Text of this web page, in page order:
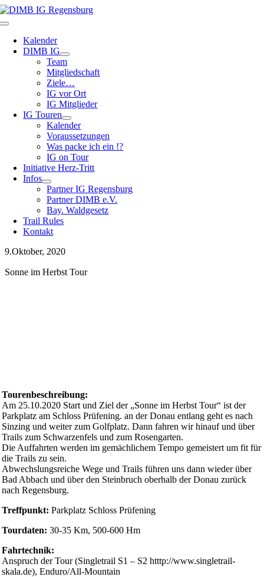
Zum
Inhalt
Toggle
NavigationKalender
DIMB IG
Team
Mitgliedschaft
Ziele…
IG vor Ort
IG Mitglieder
IG Touren
Kalender
Voraussetzungen
Was packe ich ein !?
IG on Tour
Initiative Herz-Tritt
Infos
Partner IG Regensburg
Partner DIMB e.V.
Bay. Waldgesetz
Trail Rules
Kontakt
9.Oktober, 2020
Sonne im Herbst Tour
Tourenbeschreibung:
Am 25.10.2020 Start und Ziel der „Sonne im Herbst Tour“ ist der
Parkplatz am Schloss Prüfening. an der Donau entlang geht es nach
Sinzing und weiter zum Golfplatz. Dann fahren wir hinauf und über
Trails zum Schwarzenfels und zum Rosengarten.
Die Auffahrten werden im gemächlichem Tempo gemeistert um fit für
die Trails zu sein.
Abwechslungsreiche Wege und Trails führen uns dann wieder über
Bad Abbach und über den Steinbruch oberhalb der Donau zurück
nach Regensburg.
Treffpunkt: Parkplatz Schloss Prüfening
Tourdaten: 30-35 Km, 500-600 Hm
Fahrtechnik:
Anspruch der Tour (Singletrail S1 – S2 htttp://www.singletrail-
skala.de), Enduro/All-Mountain